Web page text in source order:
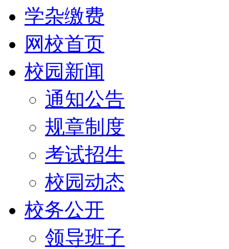
学杂缴费
网校首页
校园新闻
通知公告
规章制度
考试招生
校园动态
校务公开
领导班子